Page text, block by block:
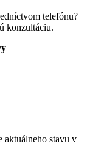
telefónu?
konzultáciu.
aktuálneho stavu v